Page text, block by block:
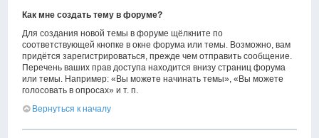
Как мне создать тему в форуме?
Для создания новой темы в форуме щёлкните по
соответствующей кнопке в окне форума или темы. Возможно, вам
придётся зарегистрироваться, прежде чем отправить сообщение.
Перечень ваших прав доступа находится внизу страниц форума
или темы. Например: «Вы можете начинать темы», «Вы можете
голосовать в опросах» и т. п.
Вернуться к началу